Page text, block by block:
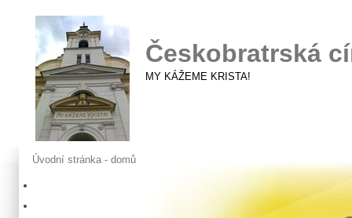
Českobratrská
MY KÁŽEME KRISTA!
Úvodní stránka - domů